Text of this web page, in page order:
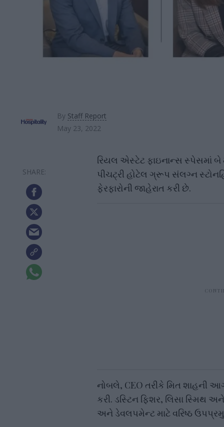
By Staff Report
May 23, 2022
રિયલ એસ્ટેટ ફાઇનાન્સ
પીચટ્રી હોટેલ ગ્રૂપ સંલગ્ન
ફેરફારોની જાહેરાત કરી છે.
નોબલે, CEO તરીકે મિત શાહની
કરી. ડસ્ટિન ફિશર, લિસા
અને ડેવલપમેન્ટ માટે વરિષ્ઠ